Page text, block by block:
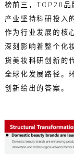
榜前三，TOP20品
产业坚持科研投入
作为行业发展的核
深刻影响着整个化
货美妆科研创新的
全球化发展路径。
创新给出的答案。